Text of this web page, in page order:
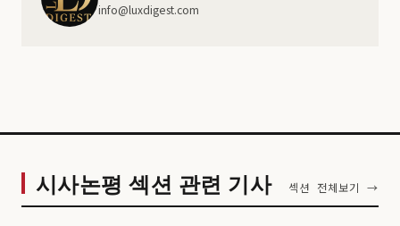
info@luxdigest.com
시사논평 섹션 관련 기사 섹션 전체보기 →